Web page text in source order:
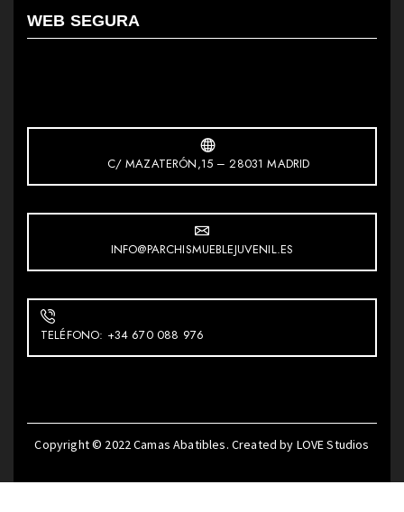
WEB SEGURA
C/ MAZATERÓN,15 – 28031 MADRID
INFO@PARCHISMUEBLEJUVENIL.ES
TELÉFONO: +34 670 088 976
Copyright © 2022Camas Abatibles. Created by LOVE Studios